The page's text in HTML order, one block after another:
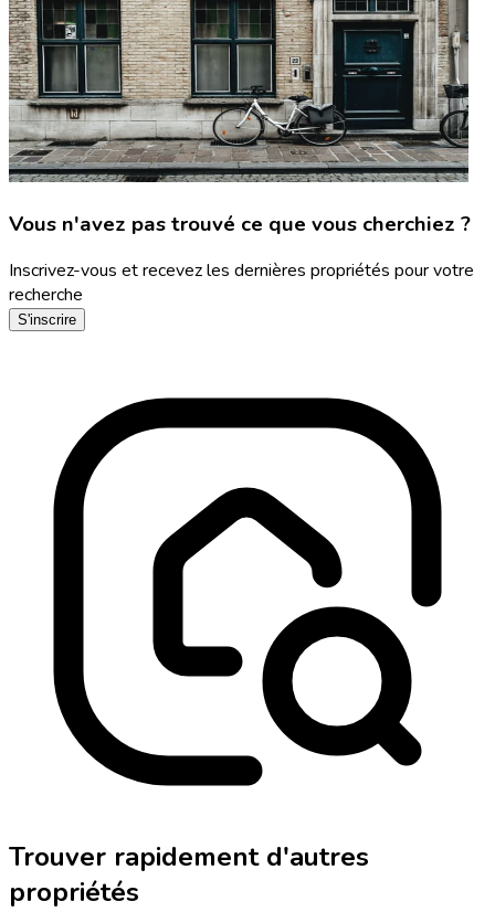
Vous n'avez pas trouvé ce que vous cherchiez ?
Inscrivez-vous et recevez les dernières propriétés pour votre
recherche
S'inscrire
Trouver rapidement d'autres
propriétés